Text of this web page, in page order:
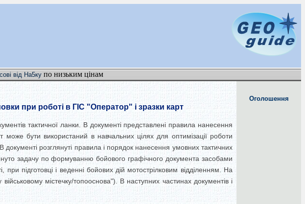
від На5ку по низьким цінам
при роботі в ГІС "Оператор" і зразки карт
тактичної ланки. В документі представлені правила нанесення
бути використаний в навчальних цілях для оптимізації роботи
розглянуті правила і порядок нанесення умовних тактичних
задачу по формуванню бойового графічного документа засобами
підготовці і веденні бойових дій мотострілковим відділенням. На
містечку/топооснова"). В наступних частинах документів і
Оголошення